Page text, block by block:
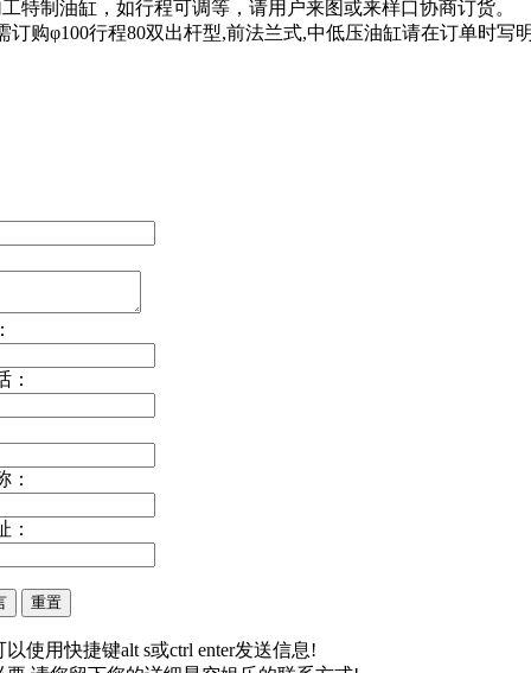
特制油缸，如行程可调等，请用户来图或来样口协商订货。
订购φ100行程80双出杆型,前法兰式,中低压油缸请在订单
：
：
：
以使用快捷键alt s或ctrl enter发送信息!